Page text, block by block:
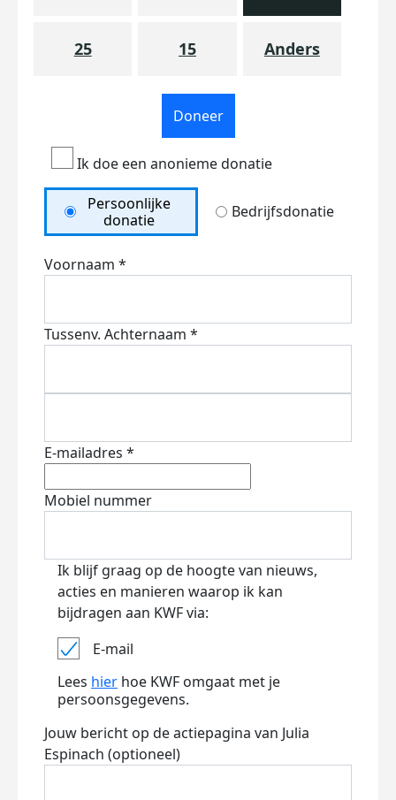
25 15 Anders
Doneer
Ik doe een anonieme donatie
Persoonlijke
donatie
Bedrijfsdonatie
Voornaam *
Tussenv. Achternaam *
E-mailadres *
Mobiel nummer
Ik blijf graag op de hoogte van nieuws,
acties en manieren waarop ik kan
bijdragen aan KWF via:
E-mail
Lees hier hoe KWF omgaat met je
persoonsgegevens.
Jouw bericht op de actiepagina van Julia
Espinach (optioneel)